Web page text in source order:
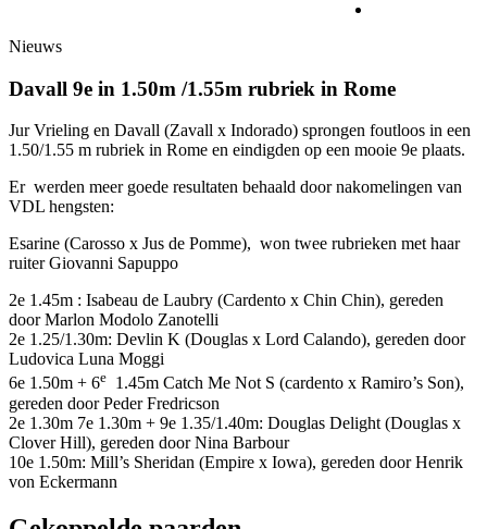
Nieuws
Davall 9e in 1.50m /1.55m rubriek in Rome
Jur Vrieling en Davall (Zavall x Indorado) sprongen foutloos in een
1.50/1.55 m rubriek in Rome en eindigden op een mooie 9e plaats.
Er werden meer goede resultaten behaald door nakomelingen van
VDL hengsten:
Esarine (Carosso x Jus de Pomme), won twee rubrieken met haar
ruiter Giovanni Sapuppo
2e 1.45m : Isabeau de Laubry (Cardento x Chin Chin), gereden
door Marlon Modolo Zanotelli
2e 1.25/1.30m: Devlin K (Douglas x Lord Calando), gereden door
Ludovica Luna Moggi
6e 1.50m + 6e 1.45m Catch Me Not S (cardento x Ramiro’s Son),
gereden door Peder Fredricson
2e 1.30m 7e 1.30m + 9e 1.35/1.40m: Douglas Delight (Douglas x
Clover Hill), gereden door Nina Barbour
10e 1.50m: Mill’s Sheridan (Empire x Iowa), gereden door Henrik
von Eckermann